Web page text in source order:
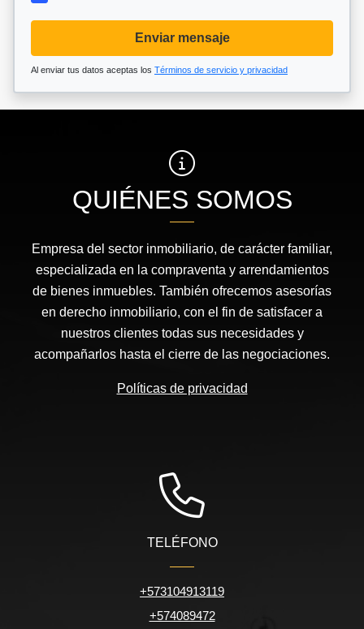
Enviar mensaje
Al enviar tus datos aceptas los Términos de servicio y privacidad
QUIÉNES SOMOS
Empresa del sector inmobiliario, de carácter familiar,
especializada en la compraventa y arrendamientos
de bienes inmuebles. También ofrecemos asesorías
en derecho inmobiliario, con el fin de satisfacer a
nuestros clientes todas sus necesidades y
acompañarlos hasta el cierre de las negociaciones.
Políticas de privacidad
TELÉFONO
+573104913119
+574089472